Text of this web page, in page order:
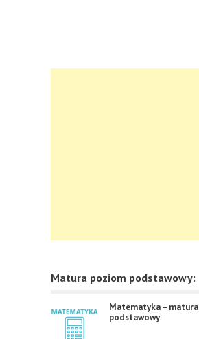
Matura poziom podstawowy:
Matematyka –
podstawowy